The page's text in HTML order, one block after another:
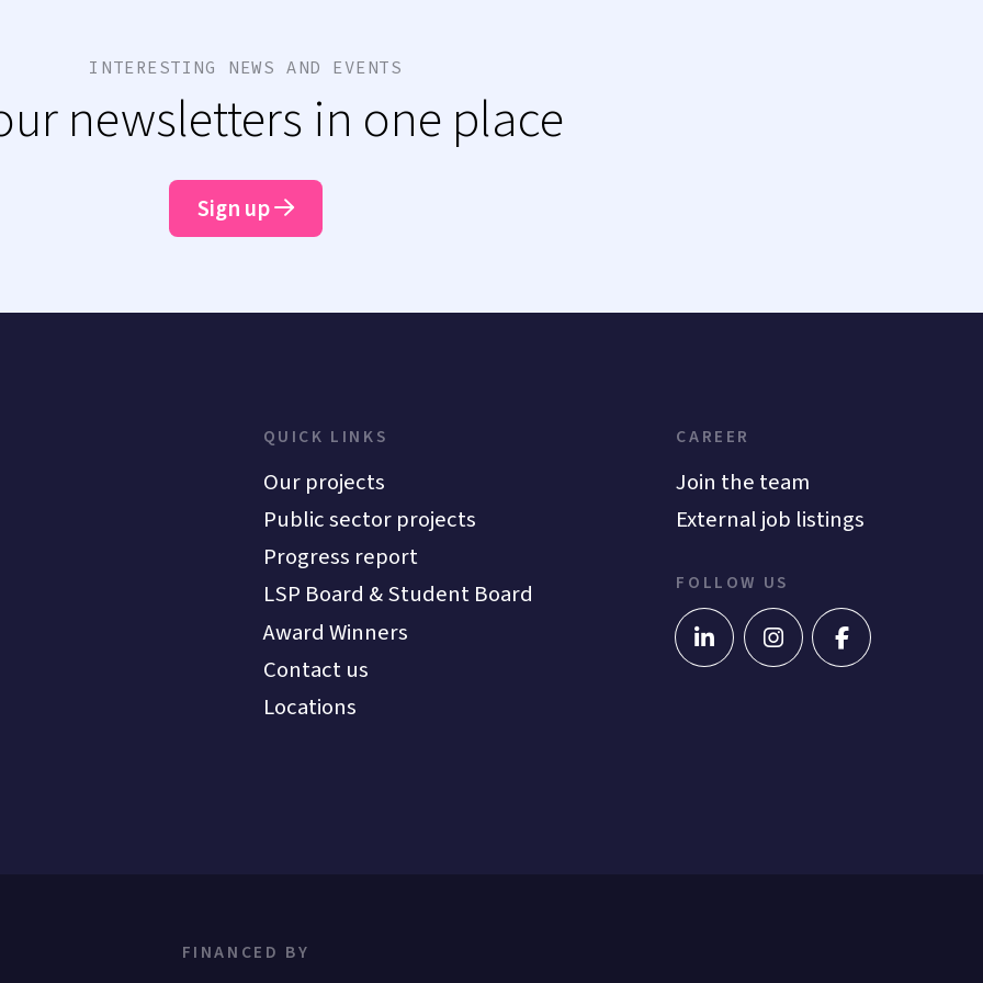
INTERESTING NEWS AND EVENTS
newsletters in one place
Sign up
QUICK LINKS
Our projects
Public sector projects
Progress report
LSP Board & Student Board
Award Winners
Contact us
Locations
CAREER
Join the team
External job listings
FOLLOW US
FINANCED BY